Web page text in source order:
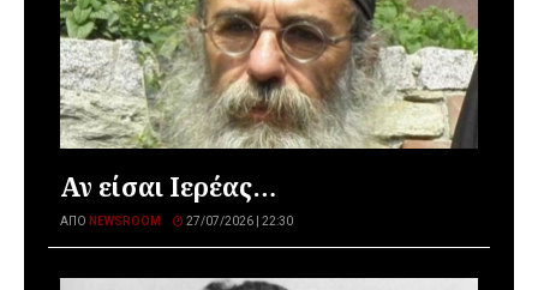
Αν είσαι Ιερέας…
ΑΠΌ NEWSROOM 27/07/2026 | 22:30